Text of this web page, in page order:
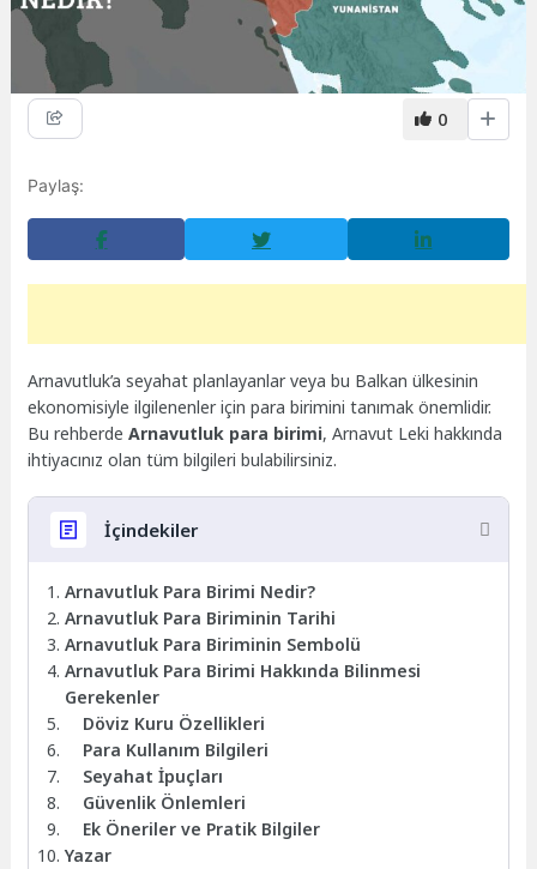
0
Paylaş:
Arnavutluk’a seyahat planlayanlar veya bu Balkan ülkesinin
ekonomisiyle ilgilenenler için para birimini tanımak önemlidir.
Bu rehberdeArnavutluk para birimi, Arnavut Leki hakkında
ihtiyacınız olan tüm bilgileri bulabilirsiniz.
İçindekiler
Arnavutluk Para Birimi Nedir?
Arnavutluk Para Biriminin Tarihi
Arnavutluk Para Biriminin Sembolü
Arnavutluk Para Birimi Hakkında Bilinmesi
Gerekenler
Döviz Kuru Özellikleri
Para Kullanım Bilgileri
Seyahat İpuçları
Güvenlik Önlemleri
Ek Öneriler ve Pratik Bilgiler
Yazar